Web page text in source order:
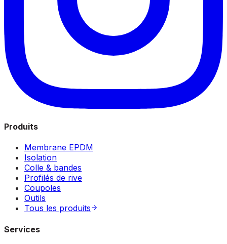
Produits
Membrane EPDM
Isolation
Colle & bandes
Profilés de rive
Coupoles
Outils
Tous les produits
Services